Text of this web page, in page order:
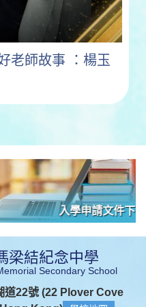
老師故事 ：楊玉
學申請文件下載
梁結紀念中學
Secondary School
道22號 (22 Plover Cove